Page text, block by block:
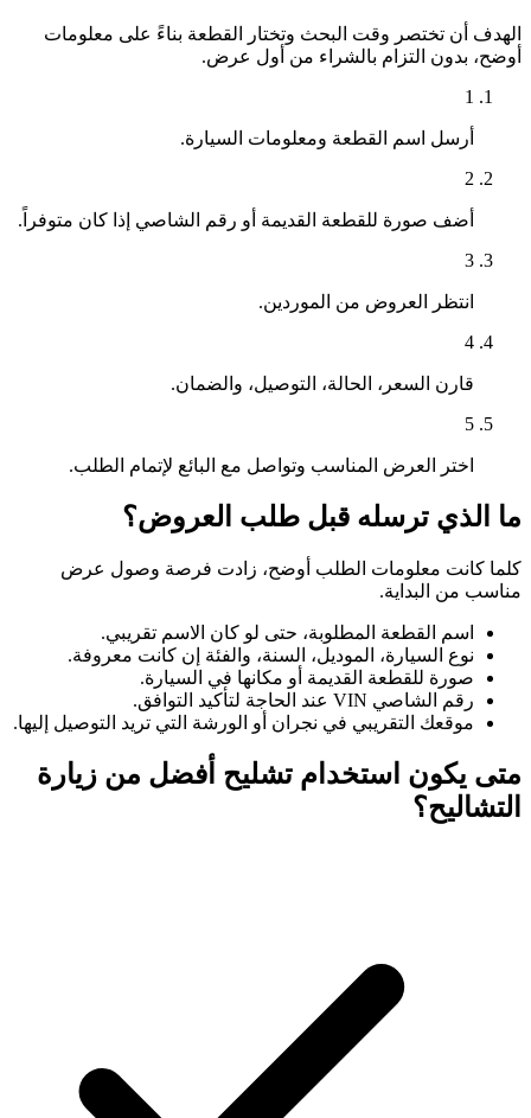
الهدف أن تختصر وقت البحث وتختار القطعة بناءً على معلومات
أوضح، بدون التزام بالشراء من أول عرض.
1
أرسل اسم القطعة ومعلومات السيارة.
2
أضف صورة للقطعة القديمة أو رقم الشاصي إذا كان متوفراً.
3
انتظر العروض من الموردين.
4
قارن السعر، الحالة، التوصيل، والضمان.
5
اختر العرض المناسب وتواصل مع البائع لإتمام الطلب.
ما الذي ترسله قبل طلب العروض؟
كلما كانت معلومات الطلب أوضح، زادت فرصة وصول عرض
مناسب من البداية.
اسم القطعة المطلوبة، حتى لو كان الاسم تقريبي.
نوع السيارة، الموديل، السنة، والفئة إن كانت معروفة.
صورة للقطعة القديمة أو مكانها في السيارة.
رقم الشاصي VIN عند الحاجة لتأكيد التوافق.
موقعك التقريبي في نجران أو الورشة التي تريد التوصيل إليها.
متى يكون استخدام تشليح أفضل من زيارة
التشاليح؟